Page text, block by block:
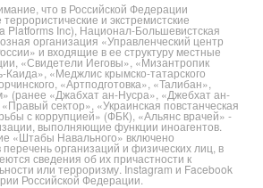
что в Российской Федерации
и экстремистские
Platforms Inc), Национал-Большевистская
организация «Управленческий центр
и входящие в ее структуру местные
«Свидетели Иеговы», «Мизантропик
«Меджлис крымско-татарского
«Артподготовка», «Талибан»,
(ранее «Джабхат ан-Нусра», «Джебхат ан-
сектор», «Украинская повстанческая
с коррупцией» (ФБК), «Альянс врачей» -
выполняющие функции иноагентов.
«Штабы Навального» включено
организаций и физических лиц, в
сведения об их причастности к
или терроризму. Instagram и Facebook
Российской Федерации.